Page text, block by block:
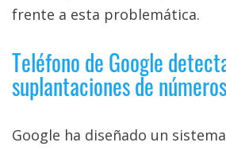
frente a esta problemática.
Teléfono de Google
suplantaciones de
Google ha diseñado un